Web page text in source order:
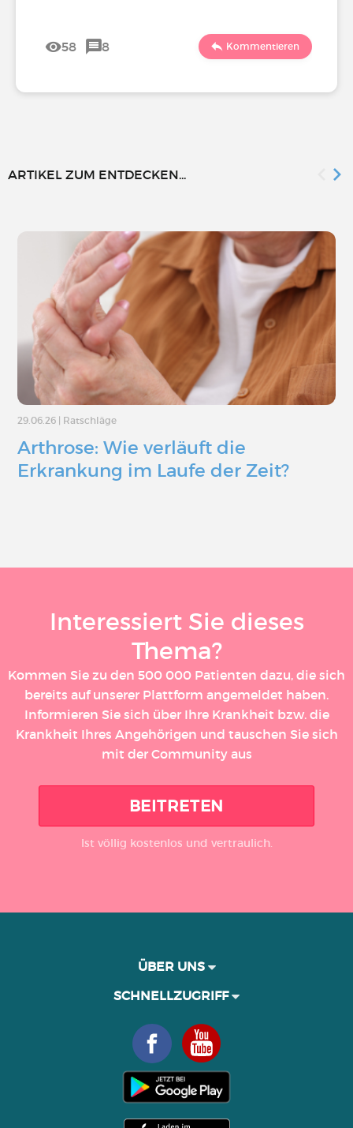
58 8 Kommentieren
ARTIKEL ZUM ENTDECKEN...
29.06.26 Ratschläge
Arthrose: Wie verläuft die
Erkrankung im Laufe der Zeit?
Interessiert Sie dieses
Thema?
Kommen Sie zu den 500 000 Patienten dazu, die sich
bereits auf unserer Plattform angemeldet haben.
Informieren Sie sich über Ihre Krankheit bzw. die
Krankheit Ihres Angehörigen und tauschen Sie sich
mit der Community aus
BEITRETEN
Ist völlig kostenlos und vertraulich.
ÜBER UNS
SCHNELLZUGRIFF